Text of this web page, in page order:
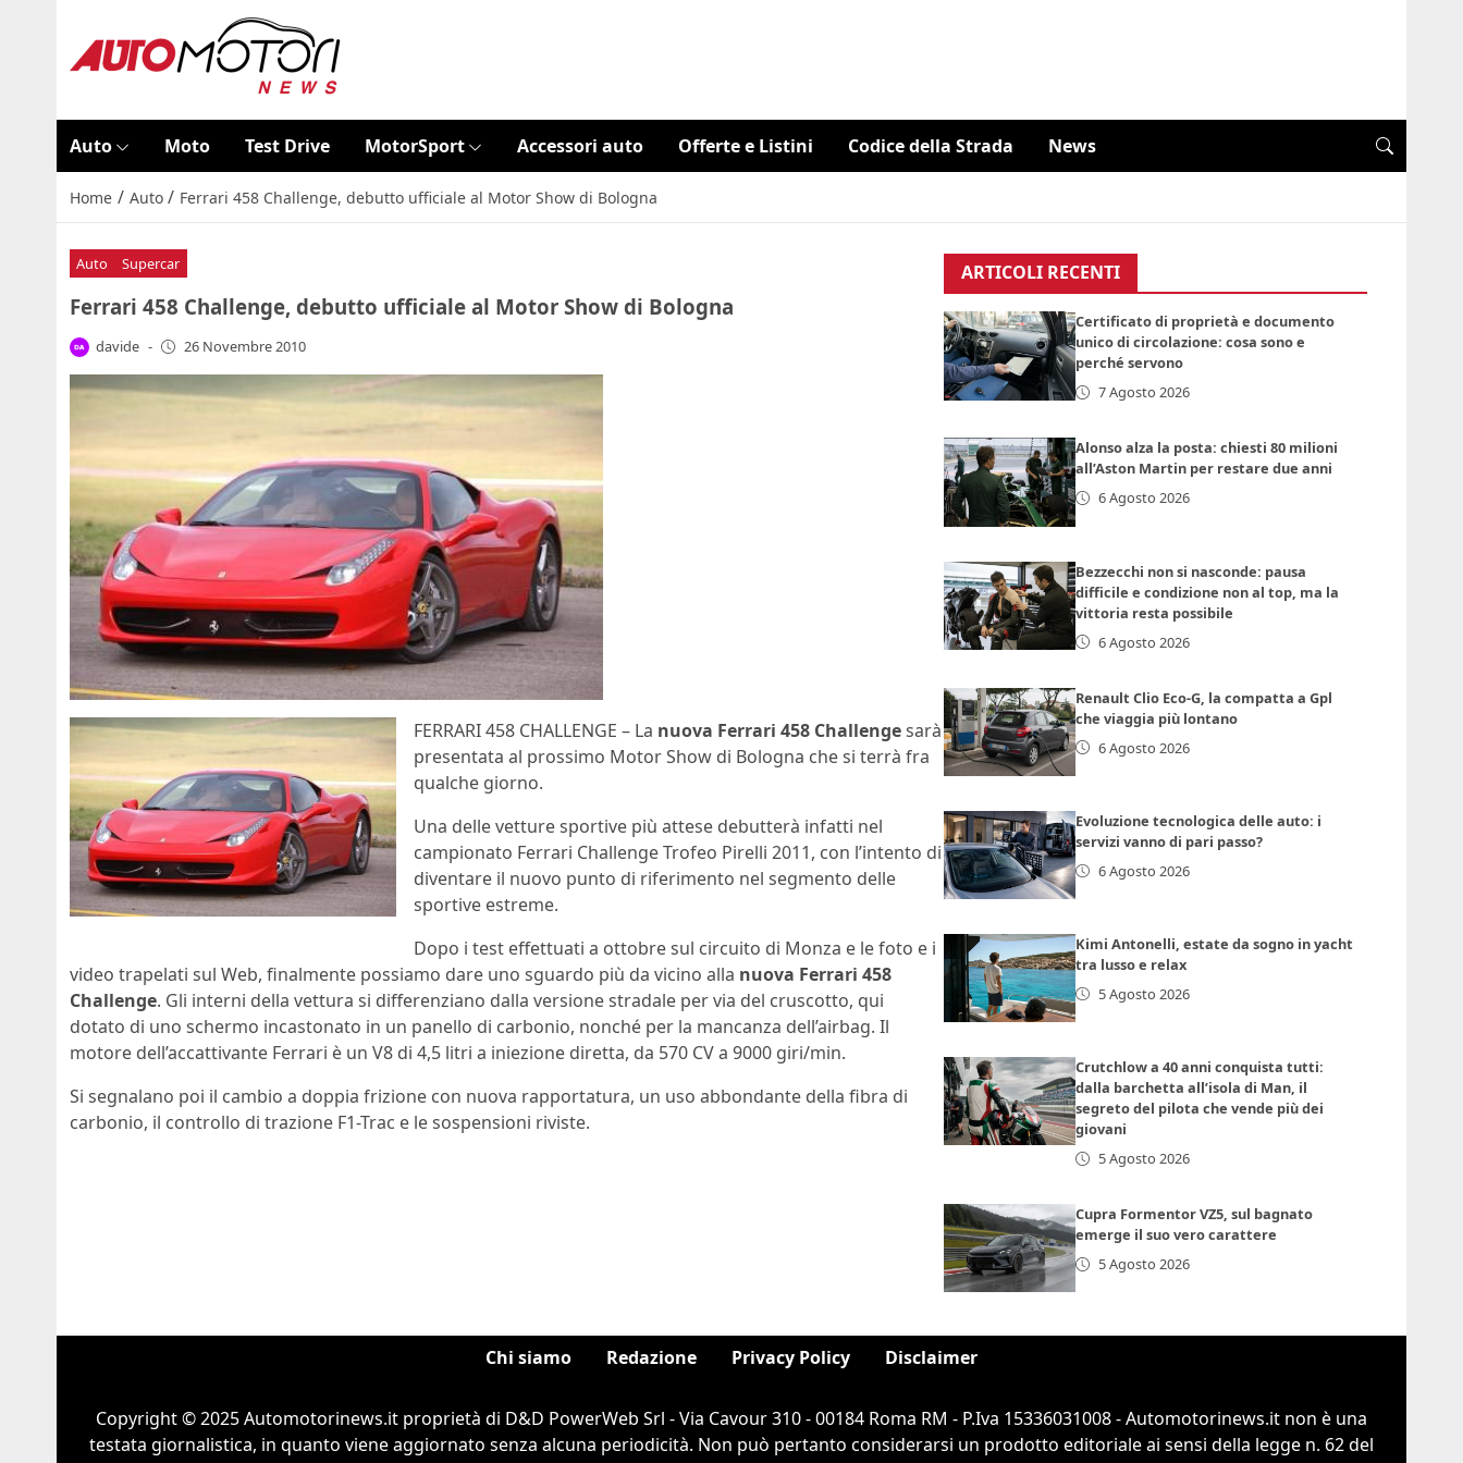
Auto Moto Test Drive MotorSport Accessori auto Offerte e Listini Codice della Strada News
Home / Auto / Ferrari 458 Challenge, debutto ufficiale al Motor Show di Bologna
Auto Supercar
Ferrari 458 Challenge, debutto ufficiale al Motor Show di Bologna
davide - 26 Novembre 2010
FERRARI 458 CHALLENGE – La nuova Ferrari 458 Challengesarà
presentata al prossimo Motor Show di Bologna che si terrà fra
qualche giorno.
Una delle vetture sportive più attese debutterà infatti nel
campionato Ferrari Challenge Trofeo Pirelli 2011, con l’intento di
diventare il nuovo punto di riferimento nel segmento delle
sportive estreme.
Dopo i test effettuati a ottobre sul circuito di Monza e le foto e i
video trapelati sul Web, finalmente possiamo dare uno sguardo più da vicino alla nuova Ferrari 458
Challenge. Gli interni della vettura si differenziano dalla versione stradale per via del cruscotto, qui
dotato di uno schermo incastonato in un panello di carbonio, nonché per la mancanza dell’airbag. Il
motore dell’accattivante Ferrari è un V8 di 4,5 litri a iniezione diretta, da 570 CV a 9000 giri/min.
Si segnalano poi il cambio a doppia frizione con nuova rapportatura, un uso abbondante della fibra di
carbonio, il controllo di trazione F1-Trac e le sospensioni riviste.
ARTICOLI RECENTI
Certificato di proprietà e documento
unico di circolazione: cosa sono e
perché servono
7 Agosto 2026
Alonso alza la posta: chiesti 80 milioni
all’Aston Martin per restare due anni
6 Agosto 2026
Bezzecchi non si nasconde: pausa
difficile e condizione non al top, ma la
vittoria resta possibile
6 Agosto 2026
Renault Clio Eco-G, la compatta a Gpl
che viaggia più lontano
6 Agosto 2026
Evoluzione tecnologica delle auto: i
servizi vanno di pari passo?
6 Agosto 2026
Kimi Antonelli, estate da sogno in yacht
tra lusso e relax
5 Agosto 2026
Crutchlow a 40 anni conquista tutti:
dalla barchetta all’isola di Man, il
segreto del pilota che vende più dei
giovani
5 Agosto 2026
Cupra Formentor VZ5, sul bagnato
emerge il suo vero carattere
5 Agosto 2026
Chi siamo Redazione Privacy Policy Disclaimer
Copyright © 2025 Automotorinews.it proprietà di D&D PowerWeb Srl - Via Cavour 310 - 00184 Roma RM - P.Iva 15336031008 - Automotorinews.it non è una
testata giornalistica, in quanto viene aggiornato senza alcuna periodicità. Non può pertanto considerarsi un prodotto editoriale ai sensi della legge n. 62 del